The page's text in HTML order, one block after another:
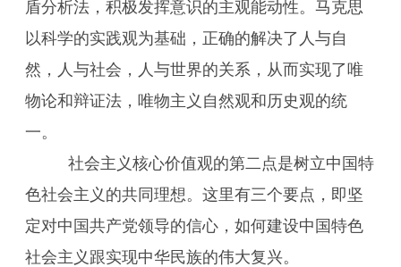
盾分析法，积极发挥意识的主观能动性。马克思
以科学的实践观为基础，正确的解决了人与自
然，人与社会，人与世界的关系，从而实现了唯
物论和辩证法，唯物主义自然观和历史观的统
一。
社会主义核心价值观的第二点是树立中国特
色社会主义的共同理想。这里有三个要点，即坚
定对中国共产党领导的信心，如何建设中国特色
社会主义跟实现中华民族的伟大复兴。